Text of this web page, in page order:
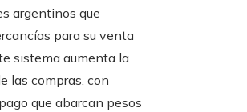
argentinos que
para su venta
sistema aumenta la
las compras, con
que abarcan pesos